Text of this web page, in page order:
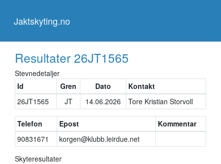
Jaktskyting.no
Resultater 26JT1565
Stevnedetaljer
Id
Gren Dato
Kontakt
26JT1565
JT 14.06.2026 Tore Kristian Storvoll
Telefon Epost
Kommentar
90831671
korgen@klubb.leirdue.net
Skyteresultater